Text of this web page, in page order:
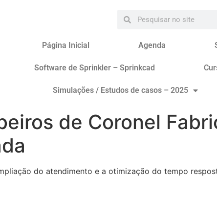
Página Inicial Agenda
Software de Sprinkler – Sprinkcad
Simulações / Estudos de casos – 2025
de Coronel
do atendimento e a otimização do tempo